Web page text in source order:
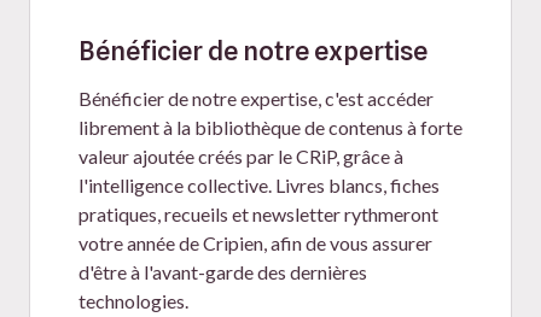
Bénéficier de notre expertise
Bénéficier de notre expertise, c'est accéder
librement à la bibliothèque de contenus à forte
valeur ajoutée créés par le CRiP, grâce à
l'intelligence collective. Livres blancs, fiches
pratiques, recueils et newsletter rythmeront
votre année de Cripien, afin de vous assurer
d'être à l'avant-garde des dernières
technologies.